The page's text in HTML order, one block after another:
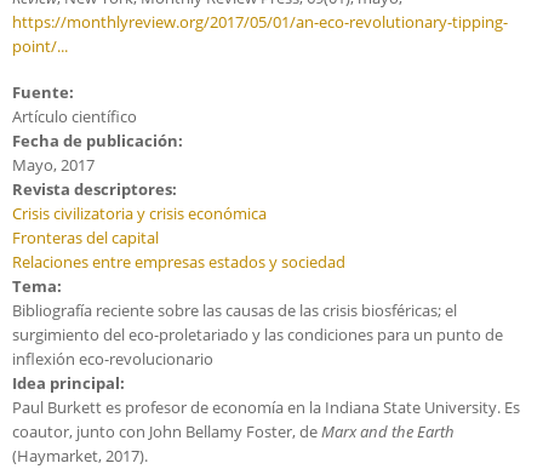
https://monthlyreview.org/2017/05/01/an-eco-revolutionary-tipping-
point/...
Fuente:
Artículo científico
Fecha de publicación:
Mayo, 2017
Revista descriptores:
Crisis civilizatoria y crisis económica
Fronteras del capital
Relaciones entre empresas estados y sociedad
Tema:
Bibliografía reciente sobre las causas de las crisis biosféricas; el
surgimiento del eco-proletariado y las condiciones para un punto de
inflexión eco-revolucionario
Idea principal:
Paul Burkett es profesor de economía en la Indiana State University. Es
coautor, junto con John Bellamy Foster, deMarx and the Earth
(Haymarket, 2017).